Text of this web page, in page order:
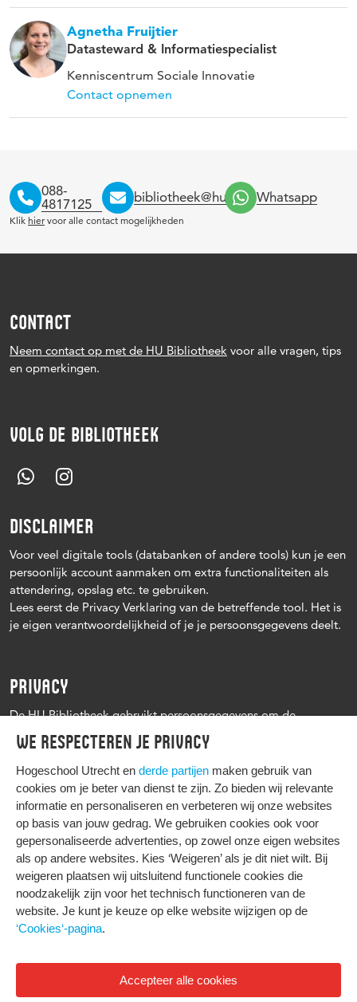
We respecteren je privacy
Hogeschool Utrecht en derde partijen maken gebruik van
cookies om je beter van dienst te zijn. Zo bieden wij relevante
informatie en personaliseren en verbeteren wij onze websites
op basis van jouw gedrag. We gebruiken cookies ook voor
gepersonaliseerde advertenties, op zowel onze eigen websites
als op andere websites. Kies ‘Weigeren’ als je dit niet wilt. Bij
weigeren plaatsen wij uitsluitend functionele cookies die
noodzakelijk zijn voor het technisch functioneren van de
website. Je kunt je keuze op elke website wijzigen op de
‘Cookies‘-pagina.
Accepteer alle cookies
Agnetha Fruijtier
Datasteward & Informatiespecialist
Kenniscentrum Sociale Innovatie
Contact opnemen
088-
4817125
bibliotheek@hu.nl Whatsapp
Klik hier voor alle contact mogelijkheden
CONTACT
Neem contact op met de HU Bibliotheek voor alle vragen, tips
en opmerkingen.
VOLG DE BIBLIOTHEEK
DISCLAIMER
Voor veel digitale tools (databanken of andere tools) kun je een
persoonlijk account aanmaken om extra functionaliteiten als
attendering, opslag etc. te gebruiken.
Lees eerst de Privacy Verklaring van de betreffende tool. Het is
je eigen verantwoordelijkheid of je je persoonsgegevens deelt.
PRIVACY
De HU Bibliotheek gebruikt persoonsgegevens om de
leenprocedure te kunnen uitvoeren, onder andere voor het
versturen van herinneringen en informatie over reserveringen.
Zie verder het Privacy statement Hogeschool Utrecht
HIER KOMT ALLES SAMEN
Privacy
Cookies